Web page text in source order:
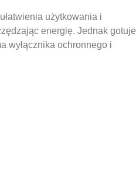
użytkowania i
energię. Jednak gotuje
wyłącznika ochronnego i